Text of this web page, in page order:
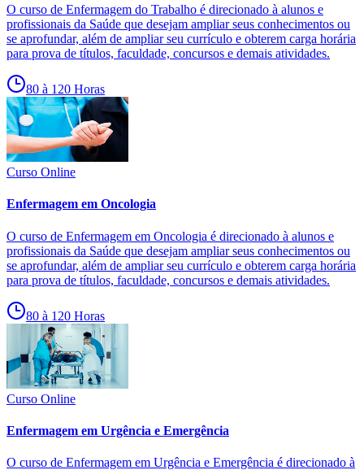
O curso de Enfermagem do Trabalho é direcionado à alunos e
profissionais da Saúde que desejam ampliar seus conhecimentos ou
se aprofundar, além de ampliar seu currículo e obterem carga horária
para prova de títulos, faculdade, concursos e demais atividades.
80 à 120 Horas
Curso Online
Enfermagem em Oncologia
O curso de Enfermagem em Oncologia é direcionado à alunos e
profissionais da Saúde que desejam ampliar seus conhecimentos ou
se aprofundar, além de ampliar seu currículo e obterem carga horária
para prova de títulos, faculdade, concursos e demais atividades.
80 à 120 Horas
Curso Online
Enfermagem em Urgência e Emergência
O curso de Enfermagem em Urgência e Emergência é direcionado à